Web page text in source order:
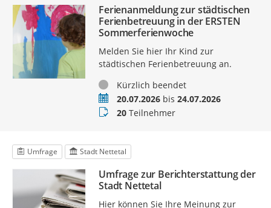
Ferienanmeldung zur städtischen
Ferienbetreuung in der ERSTEN
Sommerferienwoche
Melden Sie hier Ihr Kind zur
städtischen Ferienbetreuung an.
StatusKürzlich beendet
Termin20.07.2026bis 24.07.2026
Teilnehmer
20Teilnehmer
Umfrage Stadt Nettetal
Umfrage zur Berichterstattung der
Stadt Nettetal
Hier können Sie Ihre Meinung zur